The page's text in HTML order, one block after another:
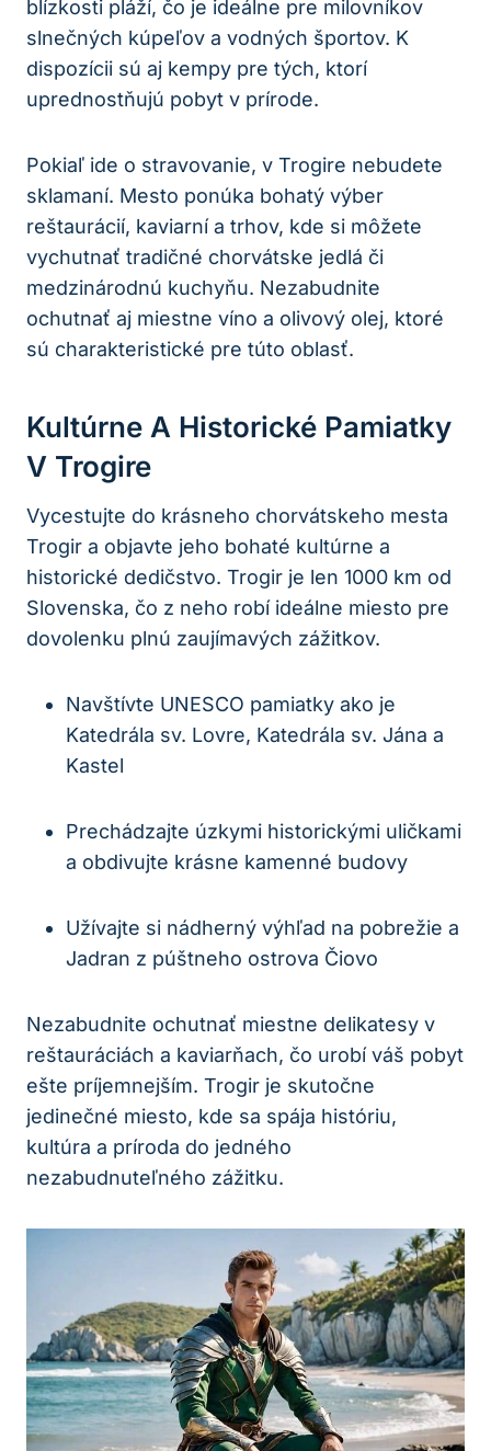
blízkosti pláží, čo je ideálne pre milovníkov
slnečných kúpeľov a vodných športov. K
dispozícii sú aj kempy pre tých, ktorí
uprednostňujú pobyt v prírode.
Pokiaľ ide o stravovanie, v Trogire nebudete
sklamaní. Mesto ponúka bohatý výber
reštaurácií, kaviarní a trhov, kde si môžete
vychutnať tradičné chorvátske jedlá či
medzinárodnú kuchyňu. Nezabudnite
ochutnať aj miestne víno a olivový olej, ktoré
sú charakteristické pre túto oblasť.
Kultúrne A Historické Pamiatky
V Trogire
Vycestujte do krásneho chorvátskeho mesta
Trogir a objavte jeho bohaté kultúrne a
historické dedičstvo. Trogir je len 1000 km od
Slovenska, čo z neho robí ideálne miesto pre
dovolenku plnú zaujímavých zážitkov.
Navštívte UNESCO pamiatky ako je
Katedrála sv. Lovre, Katedrála sv. Jána a
Kastel
Prechádzajte úzkymi historickými uličkami
a obdivujte krásne kamenné budovy
Užívajte si nádherný výhľad na pobrežie a
Jadran z púštneho ostrova Čiovo
Nezabudnite ochutnať miestne delikatesy v
reštauráciách a kaviarňach, čo urobí váš pobyt
ešte príjemnejším. Trogir je skutočne
jedinečné miesto, kde sa spája históriu,
kultúra a príroda do jedného
nezabudnuteľného zážitku.